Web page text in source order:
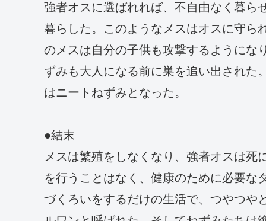
強者オスに選ばれれば、不自由なく暮ら
暮らした。このようなメスはオスに守ら
のメスは自分の子供も攻撃するようにな
ずみも大人になる前に巣を追い出された
はニートねずみとなった。
●結末
メスは繁殖をしなくなり、強者オスは
を行うことはなく、健康のために必要な
づくろいをするだけの生活で、つやつや